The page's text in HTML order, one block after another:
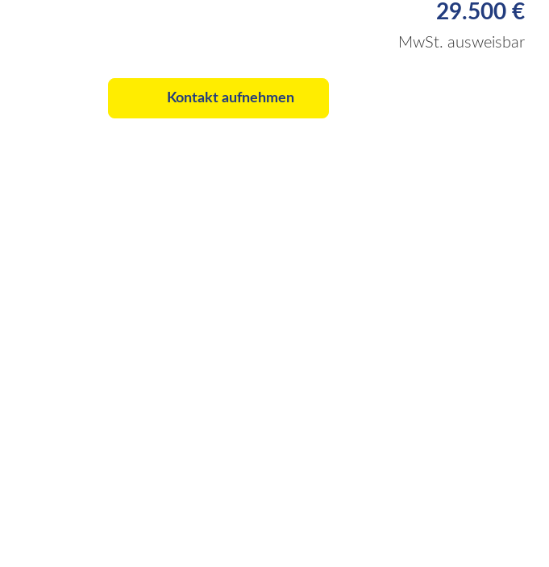
29.500 €
MwSt. ausweisbar
Kontakt aufnehmen